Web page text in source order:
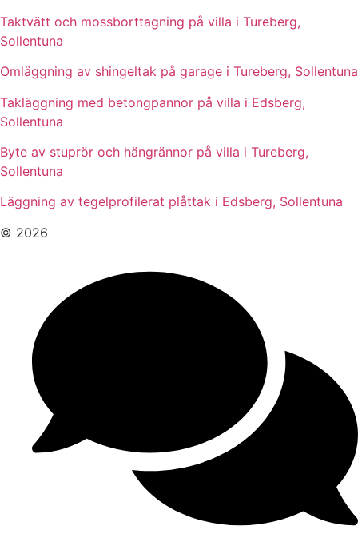
Taktvätt och mossborttagning på villa i Tureberg,
Sollentuna
Omläggning av shingeltak på garage i Tureberg, Sollentuna
Takläggning med betongpannor på villa i Edsberg,
Sollentuna
Byte av stuprör och hängrännor på villa i Tureberg,
Sollentuna
Läggning av tegelprofilerat plåttak i Edsberg, Sollentuna
© 2026